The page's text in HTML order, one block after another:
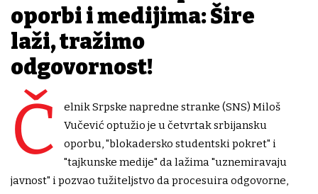
oporbi i medijima: Šire
laži, tražimo
odgovornost!
Č
elnik Srpske napredne stranke (SNS) Miloš
Vučević optužio je u četvrtak srbijansku
oporbu, "blokadersko studentski pokret" i
"tajkunske medije" da lažima "uznemiravaju
javnost" i pozvao tužiteljstvo da procesuira odgovorne,